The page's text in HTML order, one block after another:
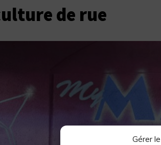
Gérer
de rue